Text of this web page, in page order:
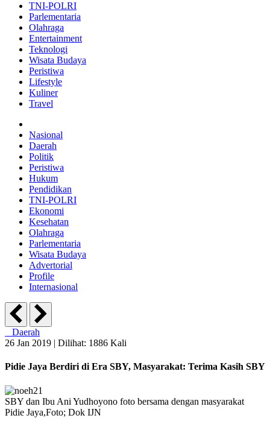
TNI-POLRI
Parlementaria
Olahraga
Entertainment
Teknologi
Wisata Budaya
Peristiwa
Lifestyle
Kuliner
Travel
Nasional
Daerah
Politik
Peristiwa
Hukum
Pendidikan
TNI-POLRI
Ekonomi
Kesehatan
Olahraga
Parlementaria
Wisata Budaya
Advertorial
Profile
Internasional
Daerah
26 Jan 2019 | Dilihat: 1886 Kali
Pidie Jaya Berdiri di Era SBY, Masyarakat: Terima Kasih SBY
SBY dan Ibu Ani Yudhoyono foto bersama dengan masyarakat
Pidie Jaya,Foto; Dok IJN